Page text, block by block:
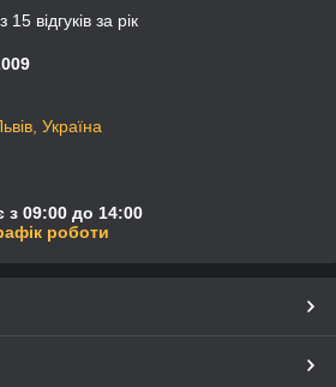
відгуків за рік
Україна
з 09:00 до 14:00
роботи